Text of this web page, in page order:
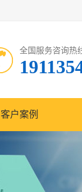
全国服务咨询热
客户案例